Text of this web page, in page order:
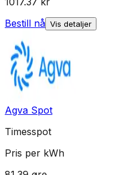
Bestill nå Vis detaljer
Agva Spot
Timesspot
Pris per kWh